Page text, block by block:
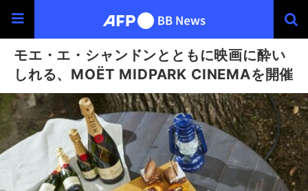
モエ・エ・シャンドンとともに映画に酔い
しれる、MOËT MIDPARK CINEMAを開催